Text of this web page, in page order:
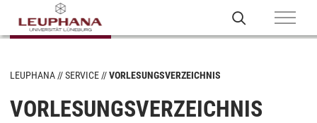
LEUPHANA SERVICE VORLESUNGSVERZEICHNIS
VORLESUNGSVERZEICHNIS